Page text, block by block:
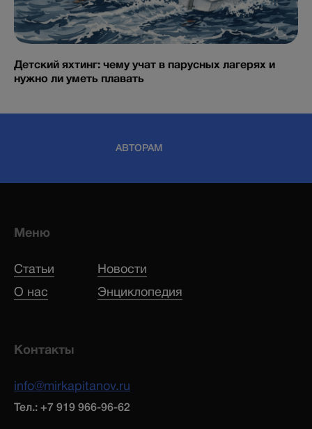
Детский яхтинг: чему учат в парусных лагерях и
нужно ли уметь плавать
АВТОРАМ
Меню
Статьи
Новости
О нас
Энциклопедия
Контакты
info@mirkapitanov.ru
Тел.: +7 919 966-96-62